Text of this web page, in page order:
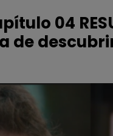
04
de